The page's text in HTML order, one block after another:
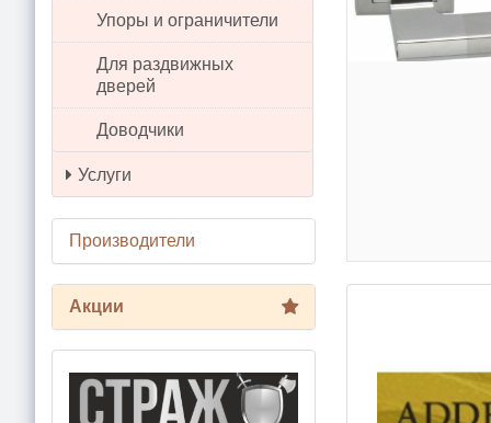
Упоры и ограничители
Для раздвижных
дверей
Доводчики
Услуги
Производители
Акции